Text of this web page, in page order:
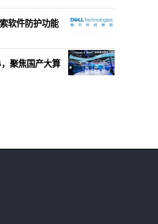
软件防护功能
聚焦国产大算